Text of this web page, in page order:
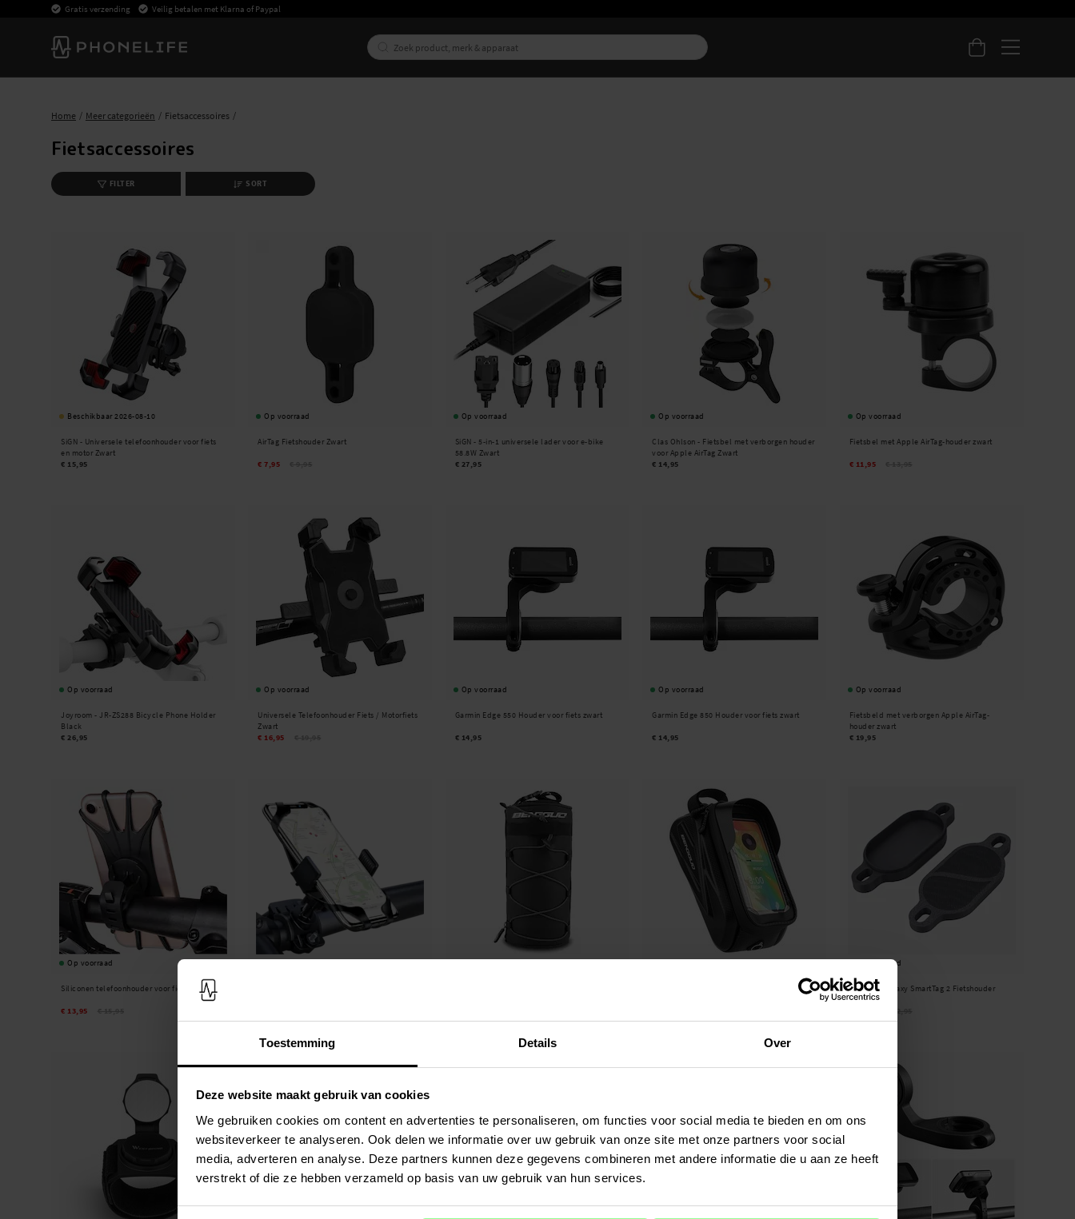
Toestemming Details Over
Deze website maakt gebruik van cookies
We gebruiken cookies om content en advertenties te personaliseren, om functies voor social media te bieden en om ons
websiteverkeer te analyseren. Ook delen we informatie over uw gebruik van onze site met onze partners voor social
media, adverteren en analyse. Deze partners kunnen deze gegevens combineren met andere informatie die u aan ze heeft
verstrekt of die ze hebben verzameld op basis van uw gebruik van hun services.
Gratis verzending Veilig betalen met Klarna of Paypal
Home Meer categorieën Fietsaccessoires
Fietsaccessoires
FILTER SORT
Beschikbaar 2026-08-10
SiGN - Universele telefoonhouder voor fiets
en motor Zwart
€ 15,95
Op voorraad
AirTag Fietshouder Zwart
€ 7,95
Op voorraad
SiGN - 5-in-1 universele lader voor e-bike
58.8W Zwart
€ 27,95
Op voorraad
Clas Ohlson - Fietsbel met verborgen houder
voor Apple AirTag Zwart
€ 14,95
Op voorraad
Fietsbel met Apple AirTag-houder zwart
€ 11,95
Op voorraad
Joyroom - JR-ZS288 Bicycle Phone Holder
Black
€ 26,95
Op voorraad
Universele Telefoonhouder Fiets / Motorfiets
Zwart
€ 16,95
Op voorraad
Garmin Edge 550 Houder voor fiets zwart
€ 14,95
Op voorraad
Garmin Edge 850 Houder voor fiets zwart
€ 14,95
Op voorraad
Fietsbeld met verborgen Apple AirTag-
houder zwart
€ 19,95
Op voorraad
Siliconen telefoonhouder voor fiets zwart
€ 13,95
Op voorraad Op voorraad Op voorraad
Waterafstotende fietstas met telefoonhouder,
Op voorraad
Samsung Galaxy SmartTag 2 Fietshouder
zwart